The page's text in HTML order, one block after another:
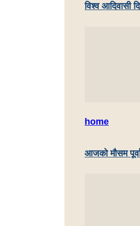
विश्व आदिवासी
home
आजको मौसम